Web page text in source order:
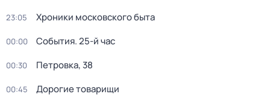
23:05 Хроники московского быта
00:00 События. 25-й час
00:30 Петровка, 38
00:45 Дорогие товарищи